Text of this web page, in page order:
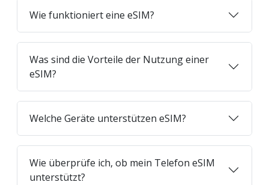
Wie funktioniert eine eSIM?
Was sind die Vorteile der Nutzung einer
eSIM?
Welche Geräte unterstützen eSIM?
Wie überprüfe ich, ob mein Telefon eSIM
unterstützt?